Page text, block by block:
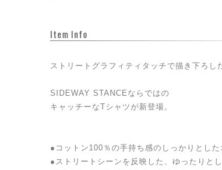
Item Info
ストリートグラフィティタッチで描き下ろし
SIDEWAY STANCEならではの
キャッチーなTシャツが新登場。
●コットン100％の手持ち感のしっかりとし
●ストリートシーンを反映した、ゆったりと